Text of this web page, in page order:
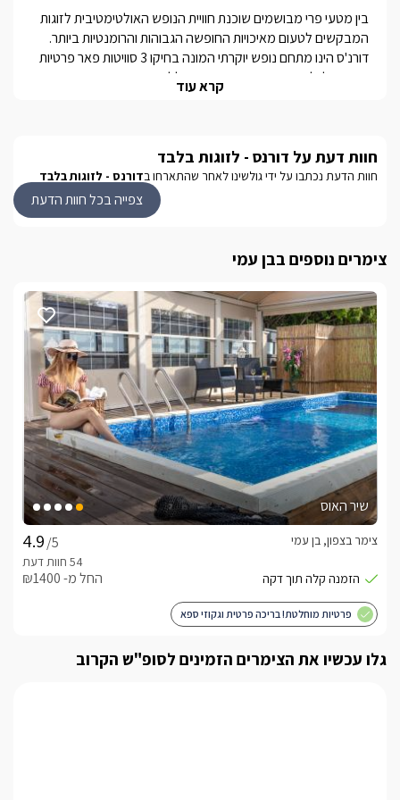
בגן הפרטי נבנתה עבורכם בריכה מפוארת (מחוממת ומקורה בחורף
נובמבר - אפריל) עם במת שיזוף פנימית. בחצר תיהנו משולחן אוכל עם
כיסאות לישיבה נוחה באוויר הפתוח, מיטות שיזוף איכותיות, מיטת
פנטזיה עגולה, ערסל ישיבה ומנגל בנוי מאבן. ניתן גם להביא מנגל אישי
במושב בן עמי בו שוכנות הסוויטות ישנם מכולת, גני שעשועים ובית
אגם מונפורט, גני הבהאיים, עכו העתיקה, מתחמי הבילוי הגדולים
בצפון ושלל אטרקציות שטח: ג'יפים, טרקטורונים, טיולי סוסים ועוד.
בחורף
* בסוויטת ירח דבש  (בחודשי החורף נובמבר - אפריל ) הבריכה
מחוממת ומקורה בקירוי חדיש ושקוף.
כלול באירוח
רחצה רכים, מגבות רחצה איכותיות, מגבות פנים וידיים, נעלי ספא,
מוצרי טואלטיקה, סבונים, שמנים ריחניים ונרות.
תוספת תשלום
קרא עוד
חוות דעת על דורנס - לזוגות בלבד
חוות הדעת נכתבו על ידי גולשינו לאחר שהתארחו בדורנס - לזוגות בלבד
צפייה בכל חוות הדעת
צימרים נוספים בבן עמי
שיר האוס
/5
צימר בצפון, בן עמי
החל מ- ₪1400
פרטיות מוחלטת! בריכה פרטית וגקוזי ספא
גלו עכשיו את הצימרים הזמינים לסופ"ש הקרוב